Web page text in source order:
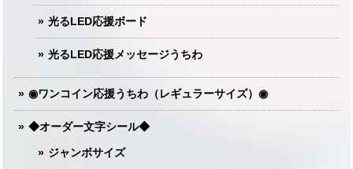
光るLED応援ボード
光るLED応援メッセージうちわ
◉ワンコイン応援うちわ（レギュラーサイズ）◉
◆オーダー文字シール◆
ジャンボサイズ